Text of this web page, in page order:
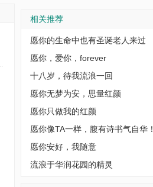
相关推荐
愿你的生命中也有圣诞老人来过
愿你，爱你，forever
十八岁，待我流浪一回
愿你无梦为安，思量红颜
愿你只做我的红颜
愿你像TA一样，腹有诗书气自华！
愿你安好，我随意
流浪于华润花园的精灵